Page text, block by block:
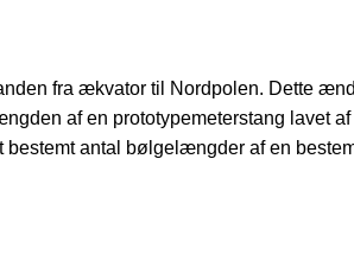
fra ækvator til Nordpolen. Dette
af en prototypemeterstang lavet af
bestemt antal bølgelængder af en